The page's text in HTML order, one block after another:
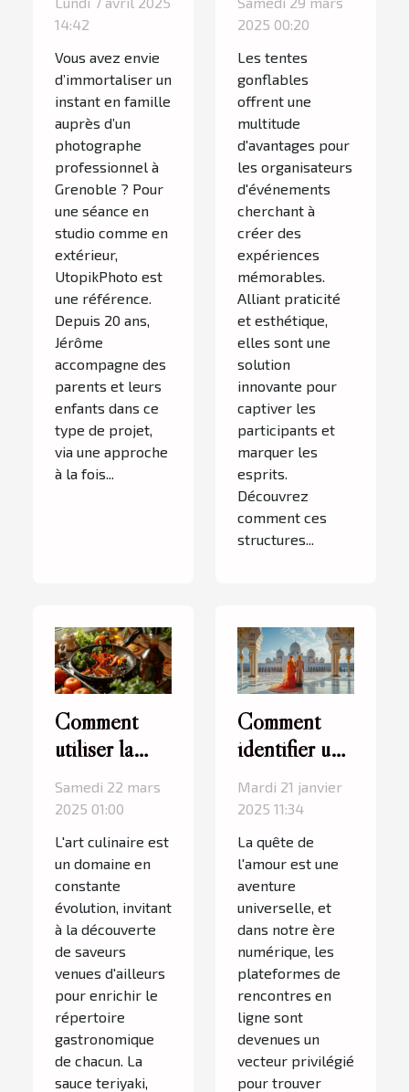
que les
familles
adorent à
Grenoble
14:42
Vous avez envie
d’immortaliser un
instant en famille
auprès d’un
photographe
professionnel à
Grenoble ? Pour
une séance en
studio comme en
extérieur,
UtopikPhoto est
une référence.
Depuis 20 ans,
Jérôme
accompagne des
parents et leurs
enfants dans ce
type de projet,
via une approche
à la fois...
peuvent
dynamiser
vos
événements
2025 00:20
Les tentes
gonflables
offrent une
multitude
d'avantages pour
les organisateurs
d'événements
cherchant à
créer des
expériences
mémorables.
Alliant praticité
et esthétique,
elles sont une
solution
innovante pour
captiver les
participants et
marquer les
esprits.
Découvrez
comment ces
structures...
Comment
utiliser la
sauce
teriyaki pour
transformer
vos plats
quotidiens
Samedi 22 mars
2025 01:00
L'art culinaire est
un domaine en
constante
évolution, invitant
à la découverte
de saveurs
venues d'ailleurs
pour enrichir le
répertoire
gastronomique
de chacun. La
sauce teriyaki,
Comment
identifier une
plateforme
de
rencontres
musulmanes
fiable et
sérieuse
Mardi 21 janvier
2025 11:34
La quête de
l'amour est une
aventure
universelle, et
dans notre ère
numérique, les
plateformes de
rencontres en
ligne sont
devenues un
vecteur privilégié
pour trouver